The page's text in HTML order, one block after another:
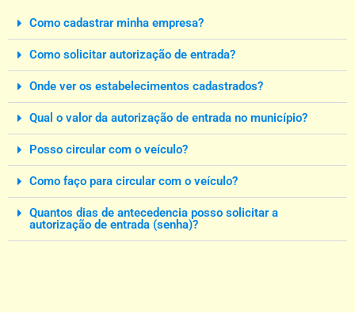
Como cadastrar minha empresa?
Como solicitar autorização de entrada?
Onde ver os estabelecimentos cadastrados?
Qual o valor da autorização de entrada no município?
Posso circular com o veículo?
Como faço para circular com o veículo?
Quantos dias de antecedencia posso solicitar a
autorização de entrada (senha)?